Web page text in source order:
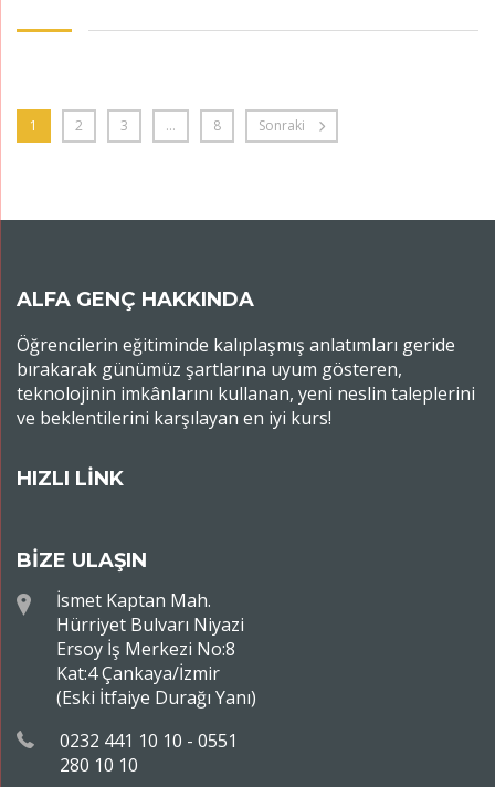
1 2 3 … 8 Sonraki
ALFA GENÇ HAKKINDA
Öğrencilerin eğitiminde kalıplaşmış anlatımları geride
bırakarak günümüz şartlarına uyum gösteren,
teknolojinin imkânlarını kullanan, yeni neslin taleplerini
ve beklentilerini karşılayan en iyi kurs!
HIZLI LİNK
BİZE ULAŞIN
İsmet Kaptan Mah.
Hürriyet Bulvarı Niyazi
Ersoy İş Merkezi No:8
Kat:4 Çankaya/İzmir
(Eski İtfaiye Durağı Yanı)
0232 441 10 10 - 0551
280 10 10